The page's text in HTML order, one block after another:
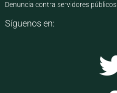
Denuncia contra servidores públicos
Síguenos en: